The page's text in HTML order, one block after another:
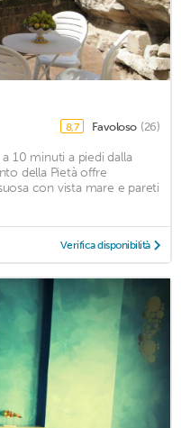
8,7 Favoloso (26)
10 minuti a piedi dalla
della Pietà offre
con vista mare e pareti
Verifica disponibilità